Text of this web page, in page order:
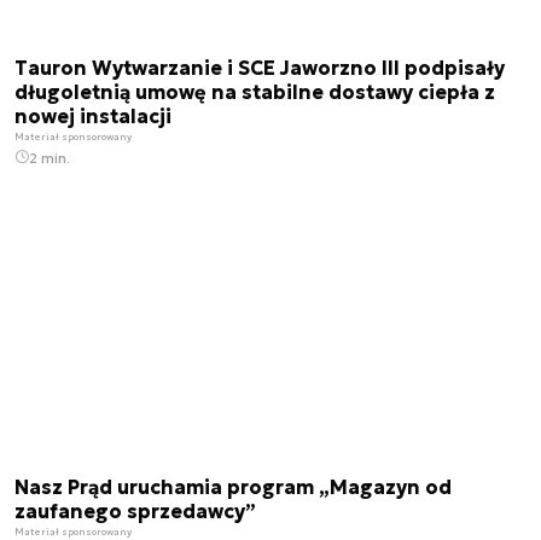
Tauron Wytwarzanie i SCE Jaworzno III podpisały
długoletnią umowę na stabilne dostawy ciepła z
nowej instalacji
Materiał sponsorowany
2 min.
Nasz Prąd uruchamia program „Magazyn od
zaufanego sprzedawcy”
Materiał sponsorowany